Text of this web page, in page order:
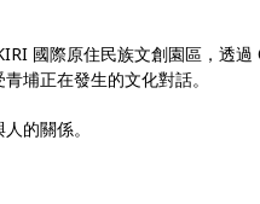
國際原住民族文創園區，透
埔正在發生的文化對話。
的關係。